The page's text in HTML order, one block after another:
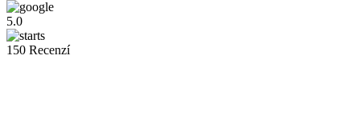
5.0
150 Recenzí